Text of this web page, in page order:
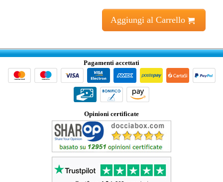
Aggiungi al Carrello
Pagamenti accettati
Opinioni certificate